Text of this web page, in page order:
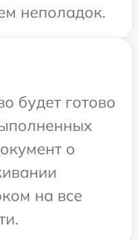
неполадок.
будет готово
о
на все